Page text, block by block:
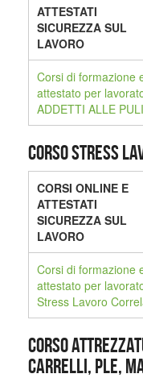
ATTESTATI
SICUREZZA SUL
LAVORO
Corsi di formazione
attestato per
ADDETTI ALLE
CORSO STRESS
CORSI ONLINE E
ATTESTATI
SICUREZZA SUL
LAVORO
Corsi di formazione
attestato per
Stress Lavoro
CORSO
CARRELLI, PLE,